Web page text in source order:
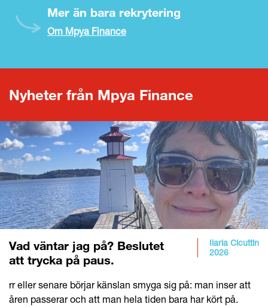
Mer än bara rekrytering
Om Mpya Finance
Nyheter från Mpya Finance
Ilaria Cicuttin
2026
Vad väntar jag på? Beslutet
att trycka på paus.
rr eller senare börjar känslan smyga sig på: man inser att
åren passerar och att man hela tiden bara har kört på.